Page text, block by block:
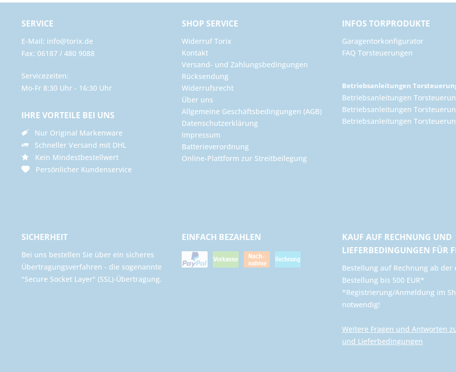
SERVICE
E-Mail: info@torix.de
Fax: 06187 / 480 9088
Servicezeiten:
Mo-Fr 8:30 Uhr - 16:30 Uhr
IHRE VORTEILE BEI UNS
Nur Original Markenware
Schneller Versand mit DHL
Kein Mindestbestellwert
Persönlicher Kundenservice
SHOP SERVICE
Widerruf Torix
Kontakt
Versand- und Zahlungsbedingungen
Rücksendung
Widerrufsrecht
Über uns
Allgemeine Geschäftsbedingungen (AGB)
Datenschutzerklärung
Impressum
Batterieverordnung
Online-Plattform zur Streitbeilegung
INFOS TORPRODUKTE
Garagentorkonfigurator
FAQ Torsteuerungen
Betriebsanleitungen
Betriebsanleitungen
Betriebsanleitungen
Betriebsanleitungen
SICHERHEIT
Bei uns bestellen Sie über ein sicheres
Übertragungsverfahren - die sogenannte
"Secure Socket Layer" (SSL)-Übertragung.
EINFACH BEZAHLEN
KAUF AUF RECHNUNG UND
LIEFERBEDINGUNGEN FÜR
​Bestellung auf Rechnung ab der
Bestellung bis 500 EUR*
*Registrierung/Anmeldung im
notwendig!
Weitere Fragen und Antworten
und Lieferbedingungen